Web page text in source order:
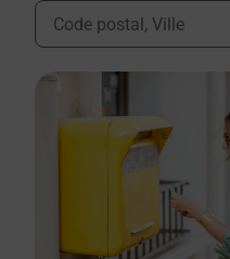
Ville, Département, Code